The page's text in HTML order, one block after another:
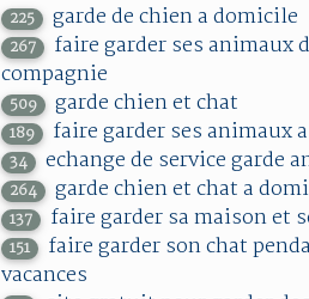
225 garde de chien a domicile
267
faire garder ses animaux
compagnie
509 garde chien et chat
189 faire garder ses animaux
34 echange de service garde
264 garde chien et chat a
137 faire garder sa maison et
151
faire garder son chat
vacances